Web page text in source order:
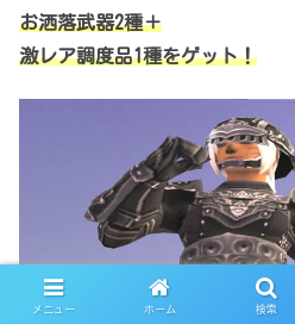
お洒落武器2種＋
激レア調度品1種をゲット！
メニュー ホーム 検索